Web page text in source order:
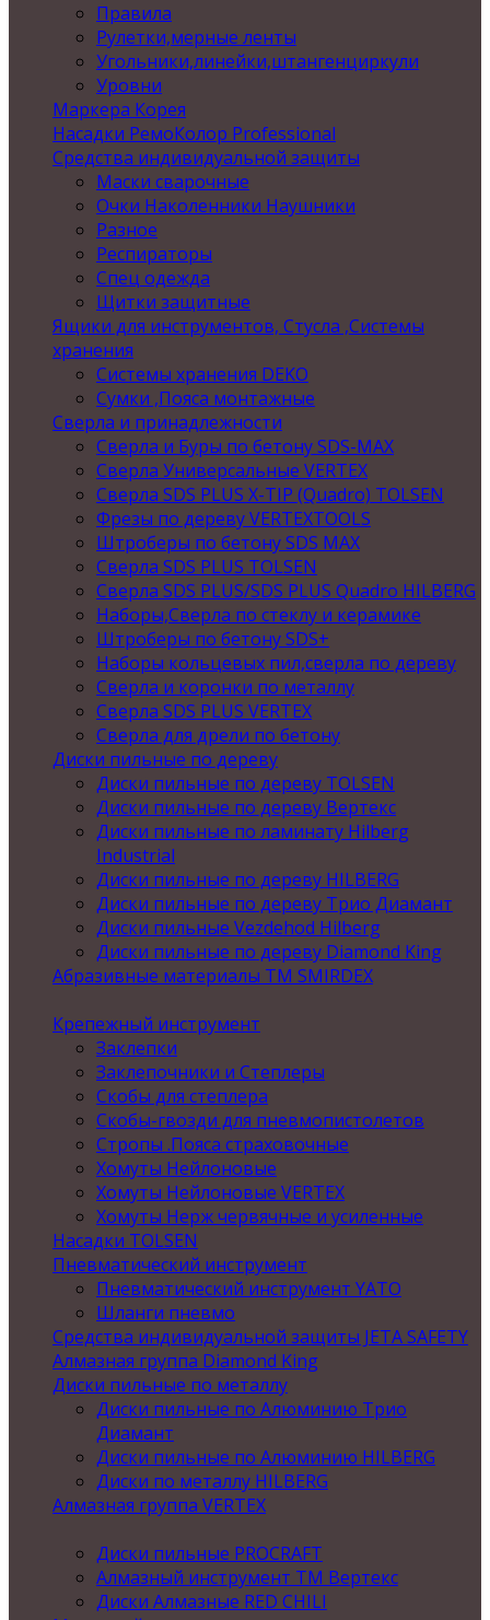
Правила
Рулетки,мерные ленты
Угольники,линейки,штангенциркули
Уровни
Маркера Корея
Насадки РемоКолор Professional
Средства индивидуальной защиты
Маски сварочные
Очки Наколенники Наушники
Разное
Респираторы
Спец одежда
Щитки защитные
Ящики для инструментов, Стусла ,Системы
хранения
Системы хранения DEKO
Сумки ,Пояса монтажные
Сверла и принадлежности
Сверла и Буры по бетону SDS-MAX
Сверла Универсальные VERTEX
Сверла SDS PLUS X-TIP (Quadro) TOLSEN
Фрезы по дереву VERTEXTOOLS
Штроберы по бетону SDS MAX
Сверла SDS PLUS TOLSEN
Сверла SDS PLUS/SDS PLUS Quadro HILBERG
Наборы,Сверла по стеклу и керамике
Штроберы по бетону SDS+
Наборы кольцевых пил,сверла по дереву
Сверла и коронки по металлу
Сверла SDS PLUS VERTEX
Сверла для дрели по бетону
Диски пильные по дереву
Диски пильные по дереву TOLSEN
Диски пильные по дереву Вертекс
Диски пильные по ламинату Hilberg
Industrial
Диски пильные по дереву HILBERG
Диски пильные по дереву Трио Диамант
Диски пильные Vezdehod Hilberg
Диски пильные по дереву Diamond King
Абразивные материалы ТМ SMIRDEX
Крепежный инструмент
Заклепки
Заклепочники и Степлеры
Скобы для степлера
Скобы-гвозди для пневмопистолетов
Стропы .Пояса страховочные
Хомуты Нейлоновые
Хомуты Нейлоновые VERTEX
Хомуты Нерж червячные и усиленные
Насадки TOLSEN
Пневматический инструмент
Пневматический инструмент YATO
Шланги пневмо
Средства индивидуальной защиты JETA SAFETY
Алмазная группа Diamond King
Диски пильные по металлу
Диски пильные по Алюминию Трио
Диамант
Диски пильные по Алюминию HILBERG
Диски по металлу HILBERG
Алмазная группа VERTEX
Диски пильные PROCRAFT
Алмазный инструмент ТМ Вертекс
Диски Алмазные RED CHILI